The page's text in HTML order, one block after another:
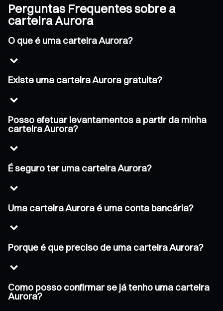
Perguntas Frequentes sobre a
carteira Aurora
O que é uma carteira Aurora?
Existe uma carteira Aurora gratuita?
Posso efetuar levantamentos a partir da minha
carteira Aurora?
É seguro ter uma carteira Aurora?
Uma carteira Aurora é uma conta bancária?
Porque é que preciso de uma carteira Aurora?
Como posso confirmar se já tenho uma carteira
Aurora?